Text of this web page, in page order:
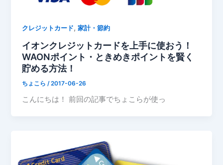
クレジットカード,家計・節約
イオンクレジットカードを上手に使おう！
WAONポイント・ときめきポイントを賢く
貯める方法！
ちょこら /2017-06-26
こんにちは！ 前回の記事でちょこらが使っ